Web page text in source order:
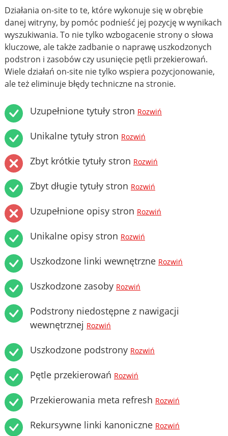
Działania on-site to te, które wykonuje się w obrębie
danej witryny, by pomóc podnieść jej pozycję w wynikach
wyszukiwania. To nie tylko wzbogacenie strony o słowa
kluczowe, ale także zadbanie o naprawę uszkodzonych
podstron i zasobów czy usunięcie pętli przekierowań.
Wiele działań on-site nie tylko wspiera pozycjonowanie,
ale też eliminuje błędy techniczne na stronie.
Uzupełnione tytuły stron Rozwiń
Unikalne tytuły stron Rozwiń
Zbyt krótkie tytuły stron Rozwiń
Zbyt długie tytuły stron Rozwiń
Uzupełnione opisy stron Rozwiń
Unikalne opisy stron Rozwiń
Uszkodzone linki wewnętrzne Rozwiń
Uszkodzone zasoby Rozwiń
Podstrony niedostępne z nawigacji
wewnętrznej Rozwiń
Uszkodzone podstrony Rozwiń
Pętle przekierowań Rozwiń
Przekierowania meta refresh Rozwiń
Rekursywne linki kanoniczne Rozwiń